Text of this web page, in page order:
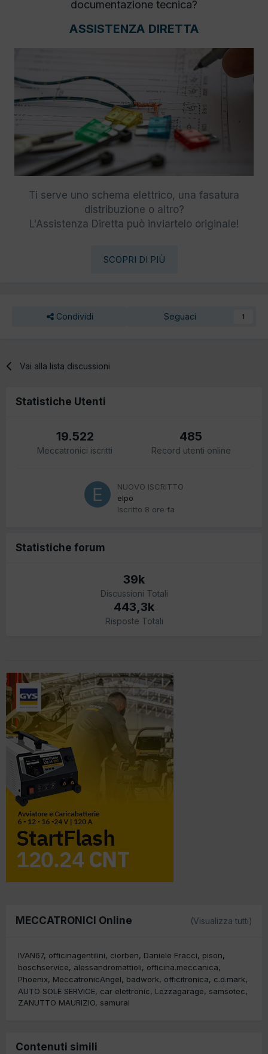
documentazione tecnica?
ASSISTENZA DIRETTA
Ti serve uno schema elettrico, una fasatura
distribuzione o altro?
L'Assistenza Diretta può inviartelo originale!
SCOPRI DI PIÙ
Condividi Seguaci 1
Vai alla lista discussioni
Statistiche Utenti
19.522
Meccatronici iscritti
485
Record utenti online
NUOVO ISCRITTO
elpo
Iscritto 8 ore fa
Statistiche forum
39k
Discussioni Totali
443,3k
Risposte Totali
MECCATRONICI Online (Visualizza tutti)
IVAN67 officinagentilini ciorben Daniele Fracci
pison
boschservice
alessandromattioli
officina.meccanica
Phoenix
MeccatronicAngel badwork officitronica
c.d.mark
AUTO SOLE SERVICE car elettronic Lezzagarage
samsotec
ZANUTTO MAURIZIO samurai
Contenuti simili